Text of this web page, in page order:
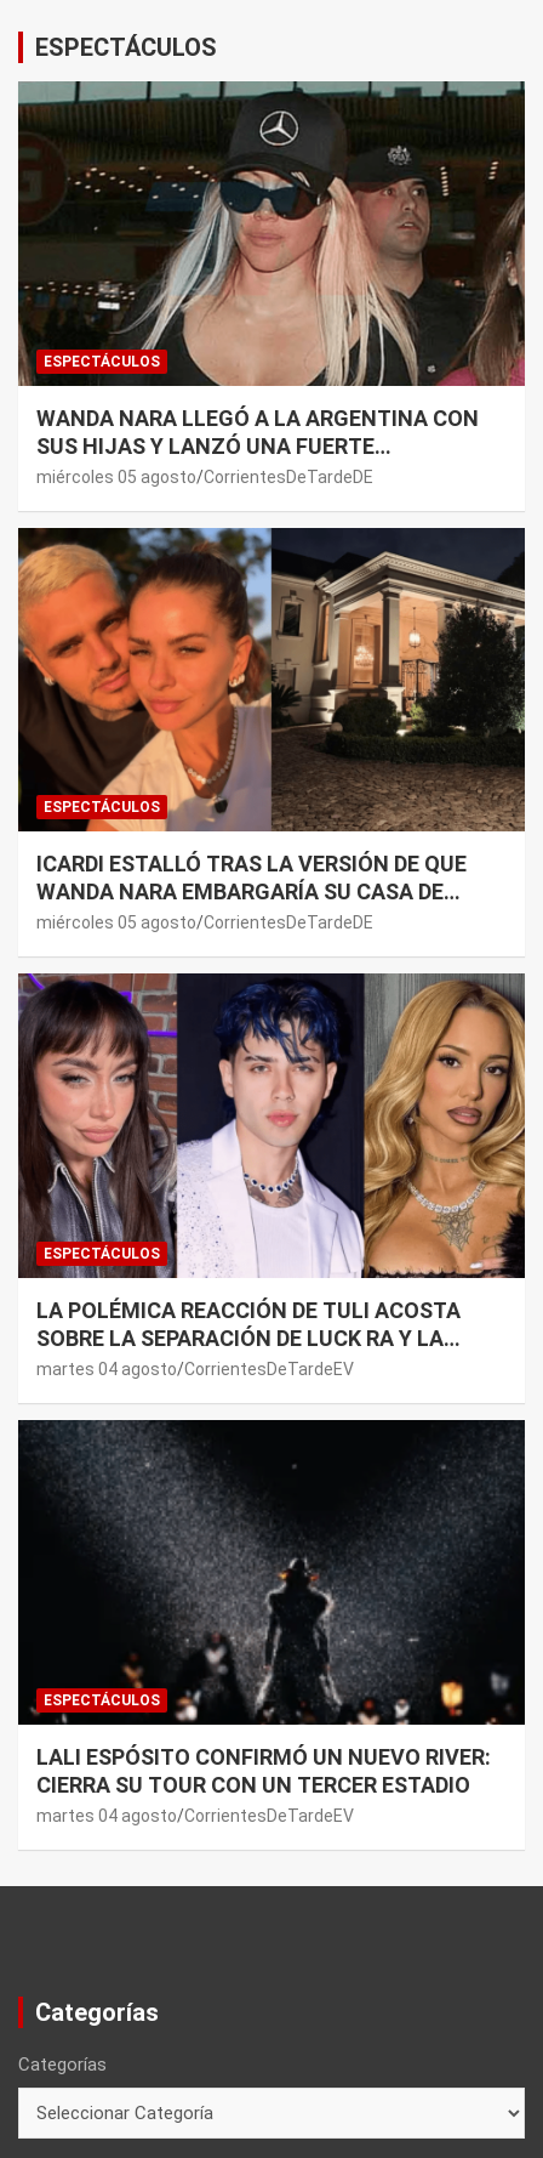
ESPECTÁCULOS
ESPECTÁCULOS
WANDA NARA LLEGÓ A LA ARGENTINA CON
SUS HIJAS Y LANZÓ UNA FUERTE
PREMONICIÓN SOBRE MAURO ICARDI
miércoles 05 agosto CorrientesDeTardeDE
ESPECTÁCULOS
ICARDI ESTALLÓ TRAS LA VERSIÓN DE QUE
WANDA NARA EMBARGARÍA SU CASA DE
NORDELTA: “NECESITAN RASCAR DE ALGÚN
miércoles 05 agosto CorrientesDeTardeDE
ESPECTÁCULOS
LA POLÉMICA REACCIÓN DE TULI ACOSTA
SOBRE LA SEPARACIÓN DE LUCK RA Y LA
JOAQUI: “¿MI VERDAD?”
martes 04 agosto CorrientesDeTardeEV
ESPECTÁCULOS
LALI ESPÓSITO CONFIRMÓ UN NUEVO RIVER:
CIERRA SU TOUR CON UN TERCER ESTADIO
martes 04 agosto CorrientesDeTardeEV
Categorías
Categorías